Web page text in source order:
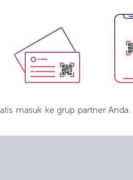
masuk ke grup partner